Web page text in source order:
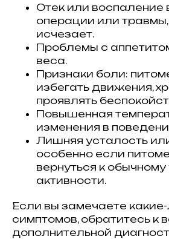
Отек или воспаление
операции или травмы,
исчезает.
Проблемы с
веса.
Признаки боли:
избегать движения,
проявлять
Повышенная
изменения в
Лишняя усталость
особенно если
вернуться к
активности.
Если вы замечаете какие-
симптомов, обратитесь к
дополнительной